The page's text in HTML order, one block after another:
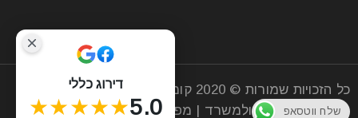
קיר דקורטיבי לטלוויזיה המראה של טלוויזיה השעונה על
מזנון או מדף ומאחוריה קיר לבן, הוא לא מראה מרומם
קרא עוד
כל הזכויות שמורות © 2020 קומפי רהיטים | חנות רהיטים
מעץ לסלון הבית ולמשרד | מפת אתר
דירוג כללי
5.0
★★★★★ שלח ווטסאפ